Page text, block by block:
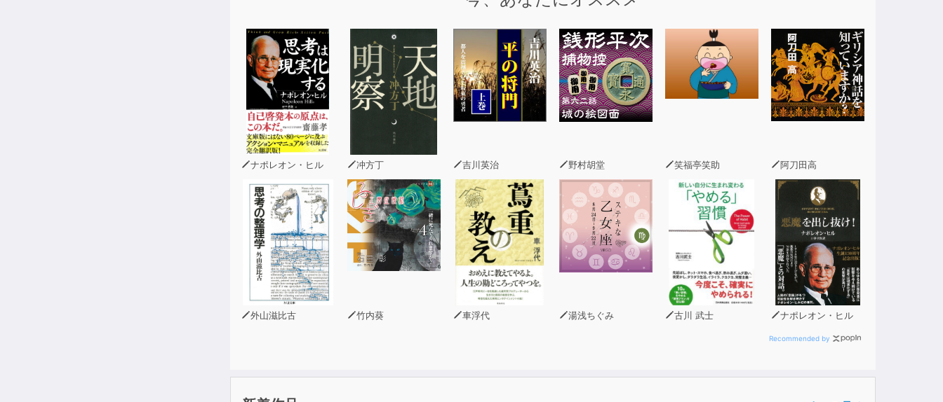
「速くなるならストライド走法が近道」
など新理論も満載。「目標タイム別ラップ表」も掲載します
（サブ3、3.15、3.5、4、4.15）。
読めばきっと試したくなり、試せばあなたのRUNが変わる!
この一冊で、憧れの「自己ベスト」をたたき出せ!
-------------------
【目次】（一部抜粋。詳しい目次は「目次を見る」をご覧ください）
第１章：科学に反する「常識」がベスト更新を邪魔している
・厚底シューズでは速く楽に走ることはできない
・30キロ走を過信してはいけない
・カーボローディングを無理に行わない
・中・上級者ランナーのＬＳＤに潜む２つの問題点
・ランニングにストレッチは必要なし
・Ｑちゃんの金メダルの陰には「峠走」があった
ナポレオン・ヒル 冲方丁 吉川英治 野村胡堂 笑福亭笑助 阿刀田高
外山滋比古 竹内葵 車浮代 湯浅ちぐみ 古川 武士 ナポレオン・ヒル
Recommended by